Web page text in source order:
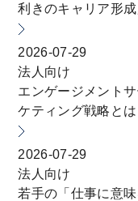
利きのキャリア形
2026-07-29
法人向け
エンゲージメント
ケティング戦略とは
2026-07-29
法人向け
若手の「仕事に意